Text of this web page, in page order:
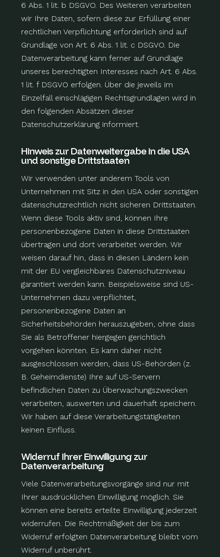
6 Abs. 1 lit. b DSGVO. Des Weiteren verarbeiten
wir Ihre Daten, sofern diese zur Erfüllung einer
rechtlichen Verpflichtung erforderlich sind auf
Grundlage von Art. 6 Abs. 1 lit. c DSGVO. Die
Datenverarbeitung kann ferner auf Grundlage
unseres berechtigten Interesses nach Art. 6 Abs.
1 lit. f DSGVO erfolgen. Über die jeweils im
Einzelfall einschlägigen Rechtsgrundlagen wird in
den folgenden Absätzen dieser
Datenschutzerklärung informiert.
Hinweis zur Datenweitergabe in die USA
und sonstige Drittstaaten
Wir verwenden unter anderem Tools von
Unternehmen mit Sitz in den USA oder sonstigen
datenschutzrechtlich nicht sicheren Drittstaaten.
Wenn diese Tools aktiv sind, können Ihre
personenbezogene Daten in diese Drittstaaten
übertragen und dort verarbeitet werden. Wir
weisen darauf hin, dass in diesen Ländern kein
mit der EU vergleichbares Datenschutzniveau
garantiert werden kann. Beispielsweise sind US-
Unternehmen dazu verpflichtet,
personenbezogene Daten an
Sicherheitsbehörden herauszugeben, ohne dass
Sie als Betroffener hiergegen gerichtlich
vorgehen könnten. Es kann daher nicht
ausgeschlossen werden, dass US-Behörden (z.
B. Geheimdienste) Ihre auf US-Servern
befindlichen Daten zu Überwachungszwecken
verarbeiten, auswerten und dauerhaft speichern.
Wir haben auf diese Verarbeitungstätigkeiten
keinen Einfluss.
Widerruf Ihrer Einwilligung zur
Datenverarbeitung
Viele Datenverarbeitungsvorgänge sind nur mit
Ihrer ausdrücklichen Einwilligung möglich. Sie
können eine bereits erteilte Einwilligung jederzeit
widerrufen. Die Rechtmäßigkeit der bis zum
Widerruf erfolgten Datenverarbeitung bleibt vom
Widerruf unberührt.